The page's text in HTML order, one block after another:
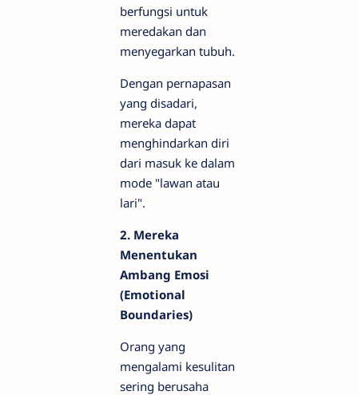
berfungsi untuk
meredakan dan
menyegarkan tubuh.
Dengan pernapasan
yang disadari,
mereka dapat
menghindarkan diri
dari masuk ke dalam
mode "lawan atau
lari".
2. Mereka
Menentukan
Ambang Emosi
(Emotional
Boundaries)
Orang yang
mengalami kesulitan
sering berusaha